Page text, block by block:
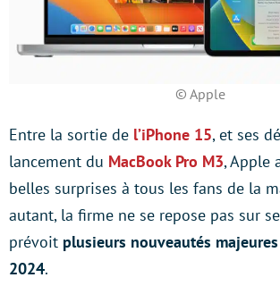
© Apple
Entre la sortie de l’iPhone 15, et ses
lancement du MacBook Pro M3, Apple
belles surprises à tous les fans de la
autant, la firme ne se repose pas sur
prévoit plusieurs nouveautés
2024.